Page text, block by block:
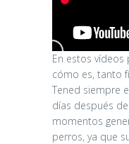
En estos
cómo es, tanto
Tened siempre
días después
momentos
perros, ya que